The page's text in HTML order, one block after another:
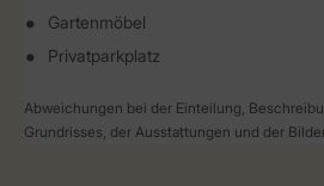
Gartenmöbel
Privatparkplatz
Abweichungen bei der Einteilung,
Grundrisses, der Ausstattungen und der